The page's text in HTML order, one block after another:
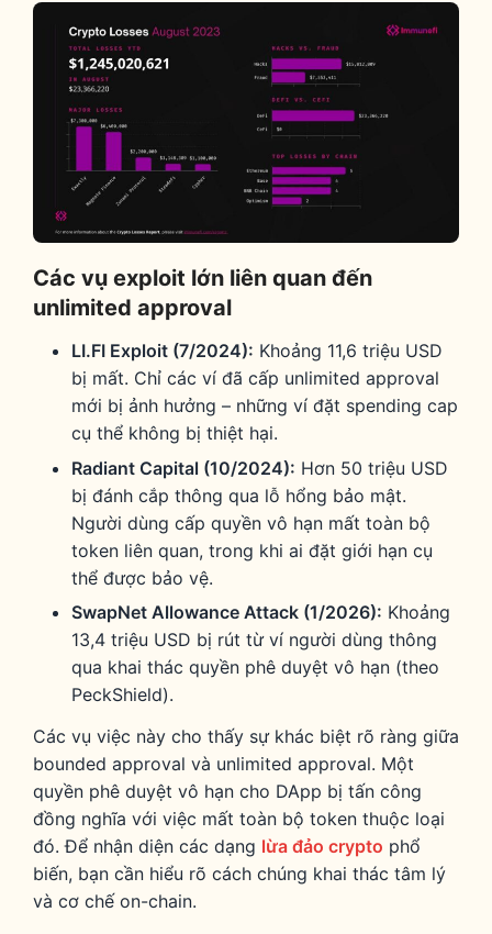
Các vụ exploit lớn liên quan đến
unlimited approval
LI.FI Exploit (7/2024): Khoảng 11,6 triệu USD
bị mất. Chỉ các ví đã cấp unlimited approval
mới bị ảnh hưởng – những ví đặt spending cap
cụ thể không bị thiệt hại.
Radiant Capital (10/2024): Hơn 50 triệu USD
bị đánh cắp thông qua lỗ hổng bảo mật.
Người dùng cấp quyền vô hạn mất toàn bộ
token liên quan, trong khi ai đặt giới hạn cụ
thể được bảo vệ.
SwapNet Allowance Attack (1/2026): Khoảng
13,4 triệu USD bị rút từ ví người dùng thông
qua khai thác quyền phê duyệt vô hạn (theo
PeckShield).
Các vụ việc này cho thấy sự khác biệt rõ ràng giữa
bounded approval và unlimited approval. Một
quyền phê duyệt vô hạn cho DApp bị tấn công
đồng nghĩa với việc mất toàn bộ token thuộc loại
đó. Để nhận diện các dạng lừa đảo crypto phổ
biến, bạn cần hiểu rõ cách chúng khai thác tâm lý
và cơ chế on-chain.